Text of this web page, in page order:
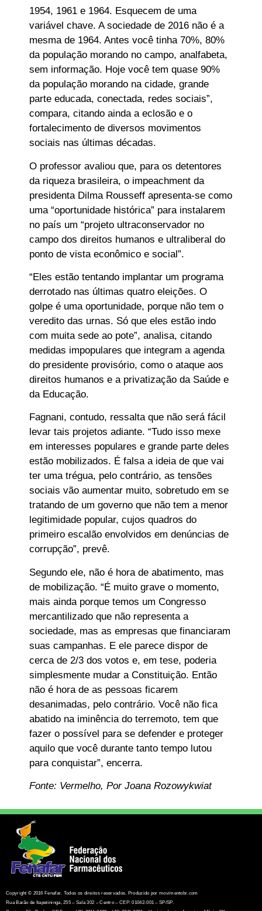
1954, 1961 e 1964. Esquecem de uma
variável chave. A sociedade de 2016 não é a
mesma de 1964. Antes você tinha 70%, 80%
da população morando no campo, analfabeta,
sem informação. Hoje você tem quase 90%
da população morando na cidade, grande
parte educada, conectada, redes sociais”,
compara, citando ainda a eclosão e o
fortalecimento de diversos movimentos
sociais nas últimas décadas.
O professor avaliou que, para os detentores
da riqueza brasileira, o impeachment da
presidenta Dilma Rousseff apresenta-se como
uma “oportunidade histórica” para instalarem
no país um “projeto ultraconservador no
campo dos direitos humanos e ultraliberal do
ponto de vista econômico e social”.
“Eles estão tentando implantar um programa
derrotado nas últimas quatro eleições. O
golpe é uma oportunidade, porque não tem o
veredito das urnas. Só que eles estão indo
com muita sede ao pote”, analisa, citando
medidas impopulares que integram a agenda
do presidente provisório, como o ataque aos
direitos humanos e a privatização da Saúde e
da Educação.
Fagnani, contudo, ressalta que não será fácil
levar tais projetos adiante. “Tudo isso mexe
em interesses populares e grande parte deles
estão mobilizados. É falsa a ideia de que vai
ter uma trégua, pelo contrário, as tensões
sociais vão aumentar muito, sobretudo em se
tratando de um governo que não tem a menor
legitimidade popular, cujos quadros do
primeiro escalão envolvidos em denúncias de
corrupção”, prevê.
Segundo ele, não é hora de abatimento, mas
de mobilização. “É muito grave o momento,
mais ainda porque temos um Congresso
mercantilizado que não representa a
sociedade, mas as empresas que financiaram
suas campanhas. E ele parece dispor de
cerca de 2/3 dos votos e, em tese, poderia
simplesmente mudar a Constituição. Então
não é hora de as pessoas ficarem
desanimadas, pelo contrário. Você não fica
abatido na iminência do terremoto, tem que
fazer o possível para se defender e proteger
aquilo que você durante tanto tempo lutou
para conquistar”, encerra.
Fonte: Vermelho, Por Joana Rozowykwiat
Copyright © 2016 Fenafar. Todos os direitos reservados. Produzido por movimentobr.com
Rua Barão de Itapetininga, 255 – Sala 302 – Centro – CEP: 01042-001 – SP/SP.